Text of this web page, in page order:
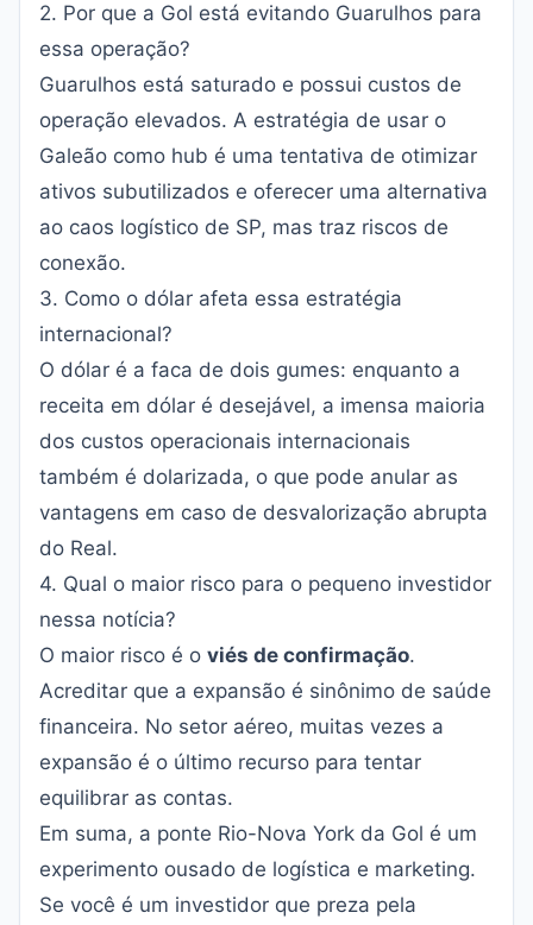
2. Por que a Gol está evitando Guarulhos para
essa operação?
Guarulhos está saturado e possui custos de
operação elevados. A estratégia de usar o
Galeão como hub é uma tentativa de otimizar
ativos subutilizados e oferecer uma alternativa
ao caos logístico de SP, mas traz riscos de
conexão.
3. Como o dólar afeta essa estratégia
internacional?
O dólar é a faca de dois gumes: enquanto a
receita em dólar é desejável, a imensa maioria
dos custos operacionais internacionais
também é dolarizada, o que pode anular as
vantagens em caso de desvalorização abrupta
do Real.
4. Qual o maior risco para o pequeno investidor
nessa notícia?
O maior risco é o viés de confirmação.
Acreditar que a expansão é sinônimo de saúde
financeira. No setor aéreo, muitas vezes a
expansão é o último recurso para tentar
equilibrar as contas.
Em suma, a ponte Rio-Nova York da Gol é um
experimento ousado de logística e marketing.
Se você é um investidor que preza pela